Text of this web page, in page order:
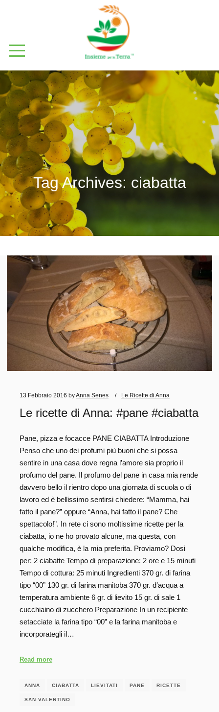
Tag Archives: ciabatta
13 Febbraio 2016 byAnna Senes Le Ricette di Anna
Le ricette di Anna: #pane #ciabatta
Pane, pizza e focacce PANE CIABATTA Introduzione
Penso che uno dei profumi più buoni che si possa
sentire in una casa dove regna l’amore sia proprio il
profumo del pane. Il profumo del pane in casa mia rende
davvero bello il rientro dopo una giornata di scuola o di
lavoro ed è bellissimo sentirsi chiedere: “Mamma, hai
fatto il pane?” oppure “Anna, hai fatto il pane? Che
spettacolo!”. In rete ci sono moltissime ricette per la
ciabatta, io ne ho provato alcune, ma questa, con
qualche modifica, è la mia preferita. Proviamo? Dosi
per: 2 ciabatte Tempo di preparazione: 2 ore e 15 minuti
Tempo di cottura: 25 minuti Ingredienti 370 gr. di farina
tipo “00” 130 gr. di farina manitoba 370 gr. d’acqua a
temperatura ambiente 6 gr. di lievito 15 gr. di sale 1
cucchiaino di zucchero Preparazione In un recipiente
setacciate la farina tipo “00” e la farina manitoba e
incorporategli il…
Read more
ANNA CIABATTA LIEVITATI PANE RICETTE
SAN VALENTINO